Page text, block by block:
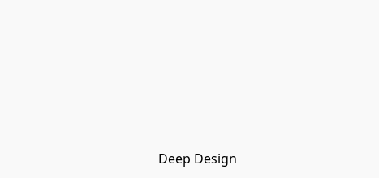
Deep Design